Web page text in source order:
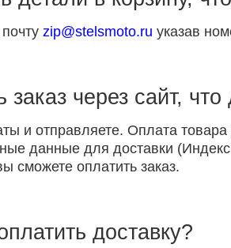
zip@stelsmoto.ru указав
через сайт, что
и отправляете. Оплата
данные для доставки
сможете оплатить заказ.
доставку?